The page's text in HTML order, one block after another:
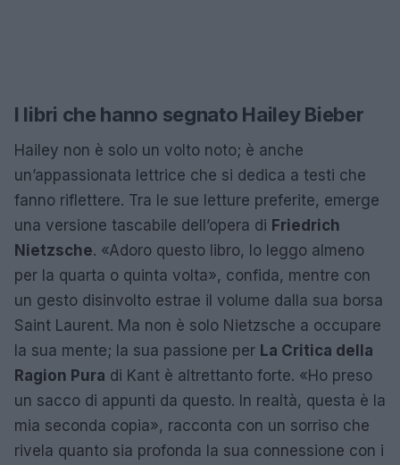
I libri che hanno segnato Hailey Bieber
Hailey non è solo un volto noto; è anche
un’appassionata lettrice che si dedica a testi che
fanno riflettere. Tra le sue letture preferite, emerge
una versione tascabile dell’opera di Friedrich
Nietzsche. «Adoro questo libro, lo leggo almeno
per la quarta o quinta volta», confida, mentre con
un gesto disinvolto estrae il volume dalla sua borsa
Saint Laurent. Ma non è solo Nietzsche a occupare
la sua mente; la sua passione per La Critica della
Ragion Pura di Kant è altrettanto forte. «Ho preso
un sacco di appunti da questo. In realtà, questa è la
mia seconda copia», racconta con un sorriso che
rivela quanto sia profonda la sua connessione con i